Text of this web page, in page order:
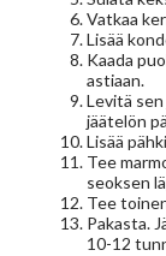
Vatkaa
Lisää
Kaada
astiaan.
Levitä
jäätelön
Lisää
Tee
seoksen
Tee
Pakasta.
10-12